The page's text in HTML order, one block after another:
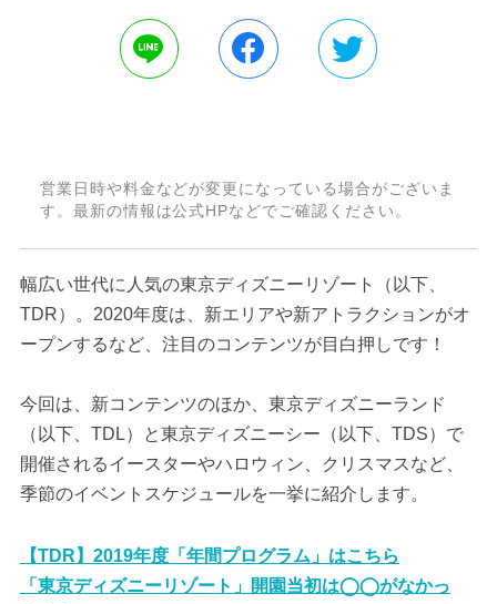
営業日時や料金などが変更になっている場合がございま
す。最新の情報は公式HPなどでご確認ください。
幅広い世代に人気の東京ディズニーリゾート（以下、
TDR）。2020年度は、新エリアや新アトラクションがオ
ープンするなど、注目のコンテンツが目白押しです！
今回は、新コンテンツのほか、東京ディズニーランド
（以下、TDL）と東京ディズニーシー（以下、TDS）で
開催されるイースターやハロウィン、クリスマスなど、
季節のイベントスケジュールを一挙に紹介します。
【TDR】2019年度「年間プログラム」はこちら
「東京ディズニーリゾート」開園当初は◯◯がなかっ